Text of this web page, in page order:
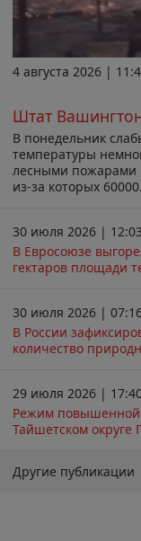
4 августа 2026 |
Штат
В понедельник
температуры
лесными пожарами
из-за которых
30 июля 2026 | 12:03
В Евросоюзе
гектаров площади
30 июля 2026 |
В России
количество
29 июля 2026 |
Режим повышенной
Тайшетском округе
Другие публикации